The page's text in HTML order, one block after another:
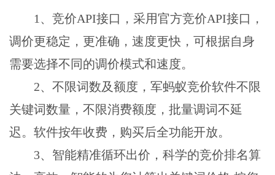
1、竞价API接口，采用官方竞价API接口，
调价更稳定，更准确，速度更快，可根据自身
需要选择不同的调价模式和速度。
2、不限词数及额度，军蚂蚁竞价软件不限
关键词数量，不限消费额度，批量调词不延
迟。软件按年收费，购买后全功能开放。
3、智能精准循环出价，科学的竞价排名算